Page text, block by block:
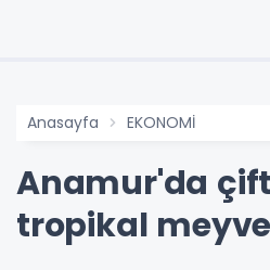
Anasayfa EKONOMİ
Anamur'da
tropikal